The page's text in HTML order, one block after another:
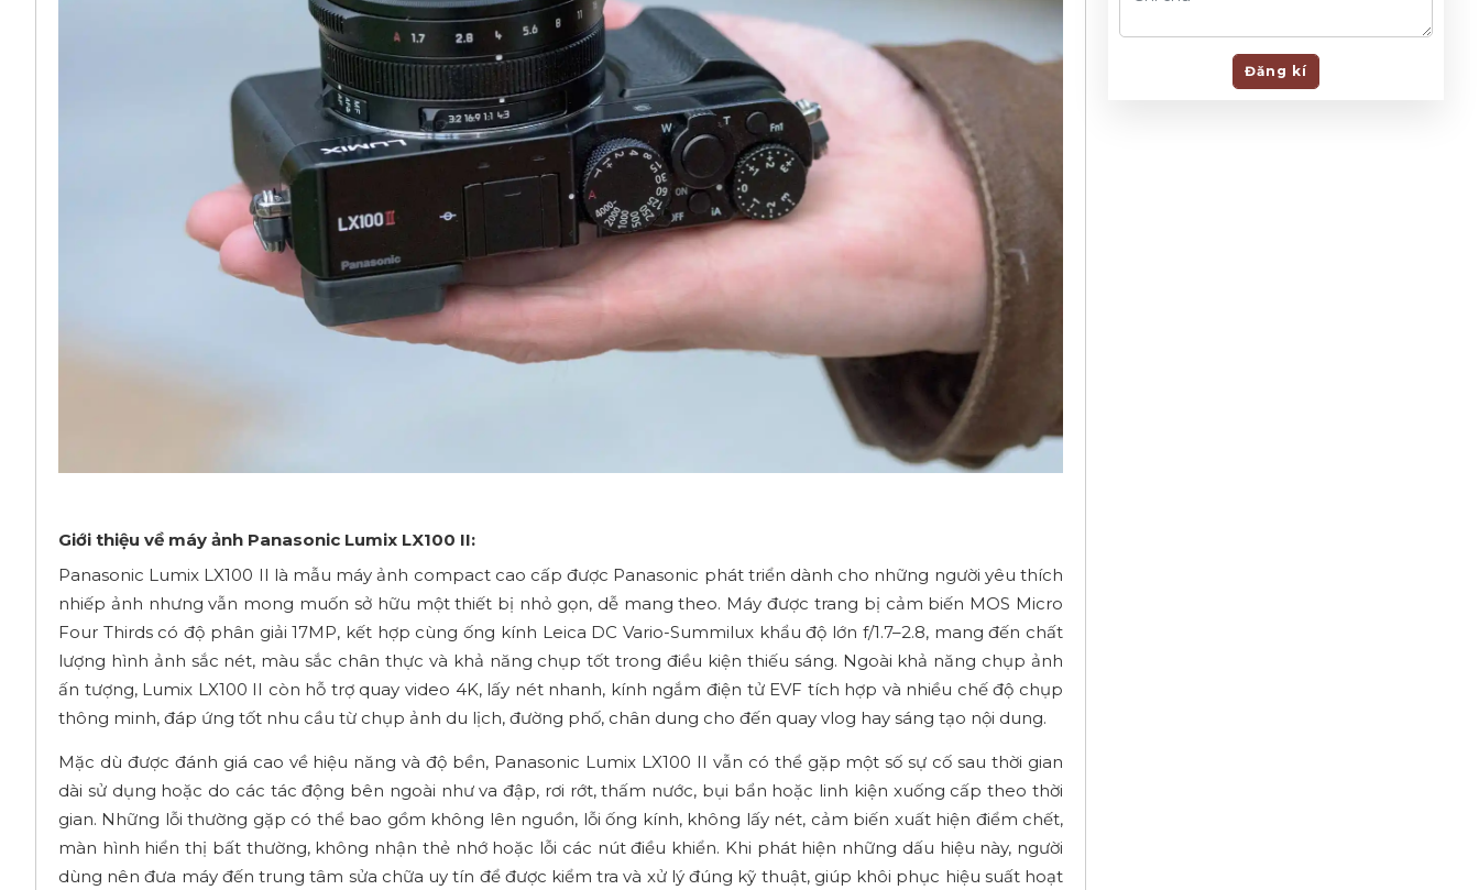
Giới thiệu về máy ảnh Panasonic Lumix LX100 II:
Panasonic Lumix LX100 II là mẫu máy ảnh compact cao cấp được Panasonic phát triển dành cho những người yêu thích
nhiếp ảnh nhưng vẫn mong muốn sở hữu một thiết bị nhỏ gọn, dễ mang theo. Máy được trang bị cảm biến MOS Micro
Four Thirds có độ phân giải 17MP, kết hợp cùng ống kính Leica DC Vario-Summilux khẩu độ lớn f/1.7–2.8, mang đến chất
lượng hình ảnh sắc nét, màu sắc chân thực và khả năng chụp tốt trong điều kiện thiếu sáng. Ngoài khả năng chụp ảnh
ấn tượng, Lumix LX100 II còn hỗ trợ quay video 4K, lấy nét nhanh, kính ngắm điện tử EVF tích hợp và nhiều chế độ chụp
thông minh, đáp ứng tốt nhu cầu từ chụp ảnh du lịch, đường phố, chân dung cho đến quay vlog hay sáng tạo nội dung.
Mặc dù được đánh giá cao về hiệu năng và độ bền, Panasonic Lumix LX100 II vẫn có thể gặp một số sự cố sau thời gian
dài sử dụng hoặc do các tác động bên ngoài như va đập, rơi rớt, thấm nước, bụi bẩn hoặc linh kiện xuống cấp theo thời
gian. Những lỗi thường gặp có thể bao gồm không lên nguồn, lỗi ống kính, không lấy nét, cảm biến xuất hiện điểm chết,
màn hình hiển thị bất thường, không nhận thẻ nhớ hoặc lỗi các nút điều khiển. Khi phát hiện những dấu hiệu này, người
dùng nên đưa máy đến trung tâm sửa chữa uy tín để được kiểm tra và xử lý đúng kỹ thuật, giúp khôi phục hiệu suất hoạt
Đăng kí